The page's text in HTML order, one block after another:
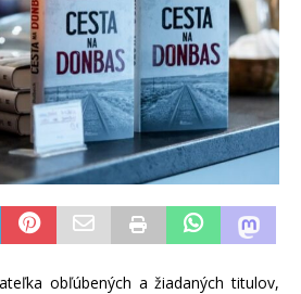
obľúbených a žiadaných titulov,